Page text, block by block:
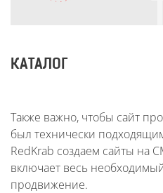
КАТАЛОГ
Также важно, чтобы сайт
был технически
RedKrab создаем сайты на
включает весь
продвижение.